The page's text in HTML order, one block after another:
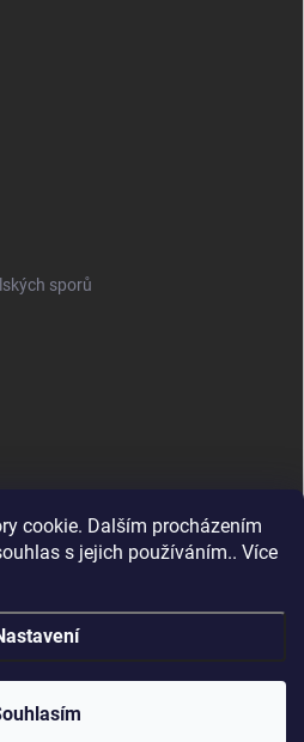
cookie. Dalším procházením
s jejich používáním.. Více
sporů
Čištění notebooků Kontakty
. Všechna práva vyhrazena.